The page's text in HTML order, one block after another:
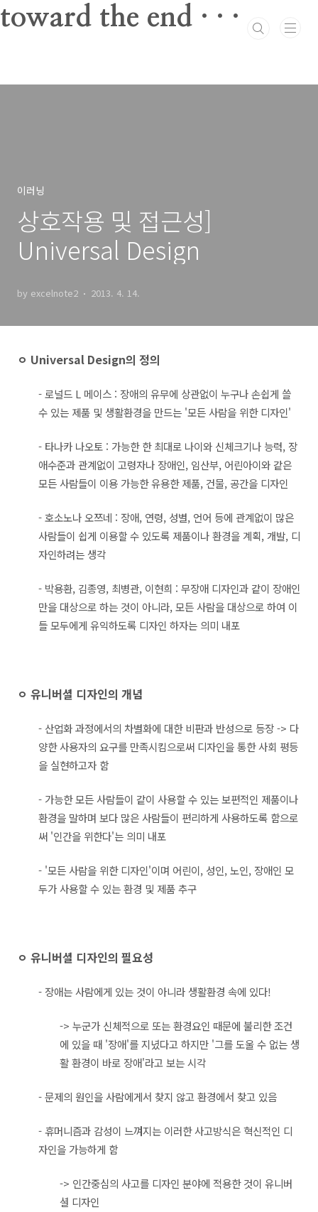
본문 바로가기
toward the end · · ·
이러닝
상호작용 및 접근성]
Universal Design
by excelnote2 2013. 4. 14.
ㅇ Universal Design의 정의
- 로널드 L 메이스 : 장애의 유무에 상관없이 누구나 손쉽게 쓸
수 있는 제품 및 생활환경을 만드는 '모든 사람을 위한 디자인'
- 타나카 나오토 : 가능한 한 최대로 나이와 신체크기나 능력, 장
애수준과 관계없이 고령자나 장애인, 임산부, 어린아이와 같은
모든 사람들이 이용 가능한 유용한 제품, 건물, 공간을 디자인
- 호소노나 오쯔네 : 장애, 연령, 성별, 언어 등에 관계없이 많은
사람들이 쉽게 이용할 수 있도록 제품이나 환경을 계획, 개발, 디
자인하려는 생각
- 박용환, 김종영, 최병관, 이현희 : 무장애 디자인과 같이 장애인
만을 대상으로 하는 것이 아니라, 모든 사람을 대상으로 하여 이
들 모두에게 유익하도록 디자인 하자는 의미 내포
ㅇ 유니버셜 디자인의 개념
- 산업화 과정에서의 차별화에 대한 비판과 반성으로 등장 -> 다
양한 사용자의 요구를 만족시킴으로써 디자인을 통한 사회 평등
을 실현하고자 함
- 가능한 모든 사람들이 같이 사용할 수 있는 보편적인 제품이나
환경을 말하며 보다 많은 사람들이 편리하게 사용하도록 함으로
써 '인간을 위한다'는 의미 내포
- '모든 사람을 위한 디자인'이며 어린이, 성인, 노인, 장애인 모
두가 사용할 수 있는 환경 및 제품 추구
ㅇ 유니버셜 디자인의 필요성
- 장애는 사람에게 있는 것이 아니라 생활환경 속에 있다!
-> 누군가 신체적으로 또는 환경요인 때문에 불리한 조건
에 있을 때 '장애'를 지녔다고 하지만 '그를 도울 수 없는 생
활 환경이 바로 장애'라고 보는 시각
- 문제의 원인을 사람에게서 찾지 않고 환경에서 찾고 있음
- 휴머니즘과 감성이 느껴지는 이러한 사고방식은 혁신적인 디
자인을 가능하게 함
-> 인간중심의 사고를 디자인 분야에 적용한 것이 유니버
셜 디자인